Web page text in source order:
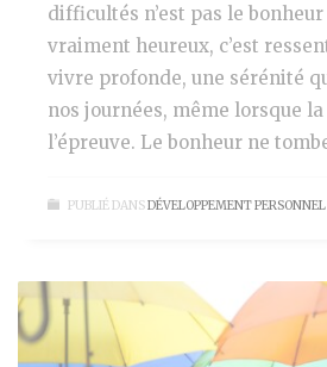
difficultés n’est pas le
vraiment heureux, c’est
vivre profonde, une sérénité
nos journées, même lorsque
l’épreuve. Le bonheur ne
PUBLIÉ DANSDÉVELOPPEMENT PERSONNEL